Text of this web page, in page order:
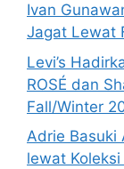
Ivan
Jagat Lewat
Levi’s
ROSÉ dan
Fall/Winter
Adrie Basuki
lewat